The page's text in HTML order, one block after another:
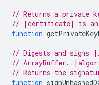
// Returns a private
// |certificate| is an
function
// Digests and signs
// ArrayBuffer.
// Returns the
function